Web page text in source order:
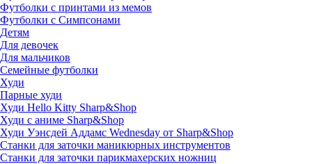
Футболки с принтами из мемов
Футболки с Симпсонами
Детям
Для девочек
Для мальчиков
Семейные футболки
Худи
Парные худи
Худи Hello Kitty Sharp&Shop
Худи с аниме Sharp&Shop
Худи Уэнсдей Аддамс Wednesday от Sharp&Shop
Станки для заточки маникюрных инструментов
Станки для заточки парикмахерских ножниц